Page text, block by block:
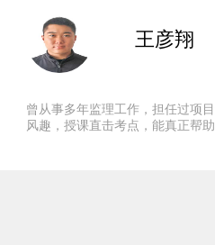
王彦翔
曾从事多年监理工作，担任过项
风趣，授课直击考点，能真正帮